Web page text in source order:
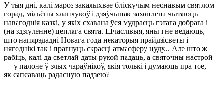
У тыя дні, калі мароз закалыхвае бліскучым неонавым святлом
горад, мільёны хлапчукоў і дзяўчынак захоплена чытаюць
навагоднія казкі, у якіх схавана ўся мудрасць гэтага добрага і
(на здзіўленне) цёплага свята. Шчаслівыя, яны і не ведаюць,
што напярэдадні Новага года некаторыя прайдзісветы і
нягоднікі так і прагнуць скрасці атмасферу цуду... Але што ж
рабіць, калі да светлай даты рукой падаць, а святочны настрой
— у палоне ў злых чараўнікоў, якія толькі і думаюць пра тое,
як сапсаваць радасную падзею?